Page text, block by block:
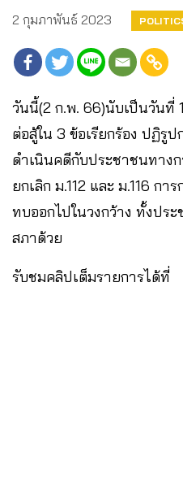
2 กุมภาพันธ์ 2023
วันนี้(2 ก.พ. 66)นับเป็นวันที่
ต่อสู้ใน 3 ข้อเรียกร้อง ปฏิรู
ดำเนินคดีกับประชาชนทาง
ยกเลิก ม.112 และ ม.116 กา
ทบออกไปในวงกว้าง ทั้งปร
สภาด้วย
รับชมคลิปเต็มรายการได้ที่